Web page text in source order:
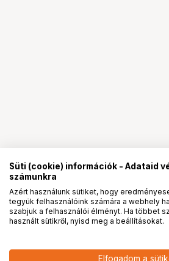
PROpartnerségek
Süti (cookie) információk - Adataid
számunkra
Azért használunk sütiket, hogy
tegyük felhasználóink számára a webhely
szabjuk a felhasználói élményt. Ha többet
használt sütikről, nyisd meg a beállításokat.
Elfogadom a